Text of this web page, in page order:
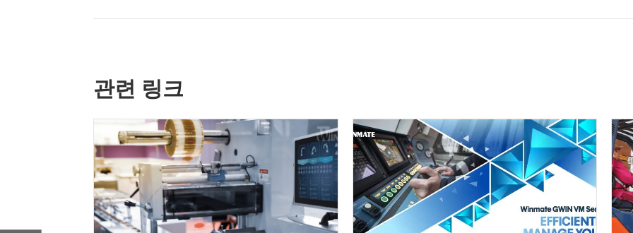
관련 링크